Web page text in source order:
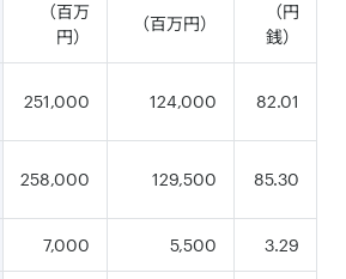
（百万
円）
（百万円）
（円
銭）
251,000 124,000 82.01
258,000 129,500 85.30
7,000 5,500 3.29